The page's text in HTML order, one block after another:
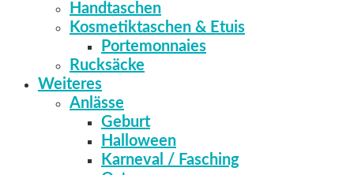
Handtaschen
Kosmetiktaschen & Etuis
Portemonnaies
Rucksäcke
Weiteres
Anlässe
Geburt
Halloween
Karneval / Fasching